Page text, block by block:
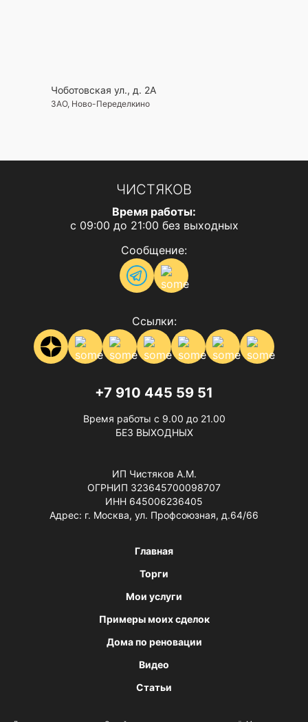
Чоботовская ул., д. 2А
ЗАО, Ново-Переделкино
ЧИСТЯКОВ
Время работы:
с 09:00 до 21:00 без выходных
Сообщение:
Ссылки:
+7 910 445 59 51
Время работы с 9.00 до 21.00
БЕЗ ВЫХОДНЫХ
ИП Чистяков А.М.
ОГРНИП 323645700098707
ИНН 645006236405
Адрес: г. Москва, ул. Профсоюзная, д.64/66
Главная
Торги
Мои услуги
Примеры моих сделок
Дома по реновации
Видео
Статьи